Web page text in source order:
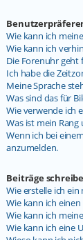
Wie kann ich
Wie kann ich
Die Forenuhr geht
Ich habe die
Meine Sprache
Was sind das für
Wie verwende ich
Was ist mein
Wenn ich bei
anzumelden.
Beiträge
Wie erstelle ich
Wie kann ich
Wie kann ich
Wie kann ich eine